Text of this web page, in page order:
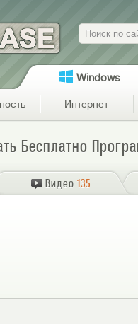
Windows
Интернет
Бесплатно
Видео 135